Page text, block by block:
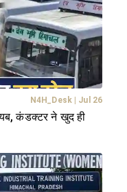
N4H_Desk| Jul 26
कंडक्टर ने खुद ही